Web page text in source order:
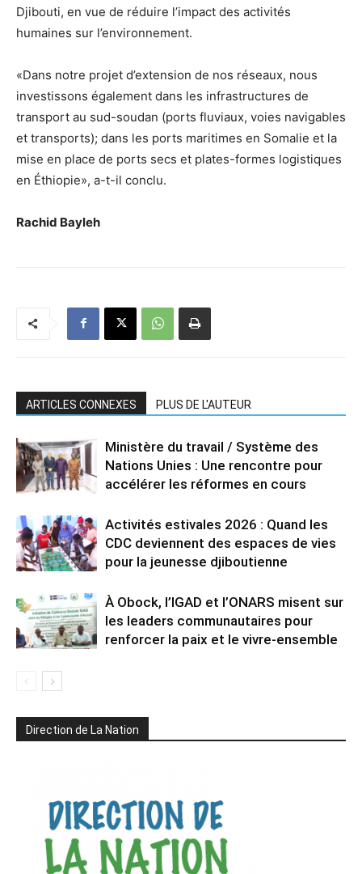
Djibouti, en vue de réduire l’impact des activités
humaines sur l’environnement.
«Dans notre projet d’extension de nos réseaux, nous
investissons également dans les infrastructures de
transport au sud-soudan (ports fluviaux, voies navigables
et transports); dans les ports maritimes en Somalie et la
mise en place de ports secs et plates-formes logistiques
en Éthiopie», a-t-il conclu.
Rachid Bayleh
ARTICLES CONNEXES PLUS DE L'AUTEUR
Ministère du travail / Système des
Nations Unies : Une rencontre pour
accélérer les réformes en cours
Activités estivales 2026 : Quand les
CDC deviennent des espaces de vies
pour la jeunesse djiboutienne
À Obock, l’IGAD et l’ONARS misent sur
les leaders communautaires pour
renforcer la paix et le vivre-ensemble
Direction de La Nation